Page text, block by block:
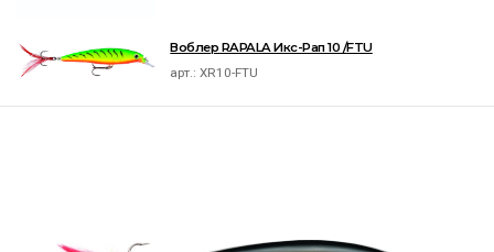
Воблер RAPALA Икс-Рап 10 /FTU
арт.:XR10-FTU